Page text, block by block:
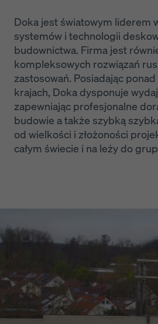
Doka jest światowym liderem
systemów i technologii
budownictwa. Firma jest
kompleksowych rozwiązań
zastosowań. Posiadając
krajach, Doka dysponuje
zapewniając profesjonalne
budowie a także szybką
od wielkości i złożoności
całym świecie i na leży do